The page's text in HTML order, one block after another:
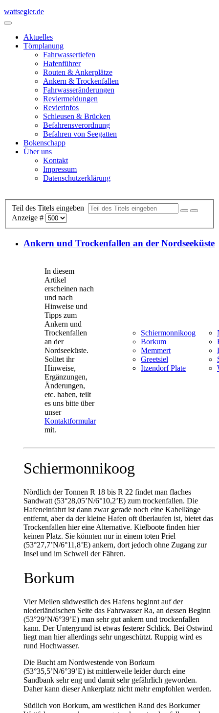
wattsegler.de
Aktuelles
Törnplanung
Fahrwassertiefen
Hafenführer
Routen & Ankerplätze
Ankern & Trockenfallen
Fahrwasseränderungen
Reviermeldungen
Revierinfos
Schleusen & Brücken
Befahrensverordnung
Befahren von Seegatten
Bokenschapp
Über uns
Kontakt
Impressum
Datenschutzerklärung
Teil des Titels eingeben
Anzeige #
Ankern und Trockenfallen an der Nordseeküste
In diesem
Artikel
erscheinen nach
und nach
Hinweise und
Tipps zum
Ankern und
Trockenfallen
an der
Nordseeküste.
Solltet ihr
Hinweise,
Ergänzungen,
Änderungen,
etc. haben, teilt
es uns bitte über
unser
Kontaktformular
mit.
Schiermonnikoog
Borkum
Memmert
Greetsiel
Itzendorf Plate
Schiermonnikoog
Nördlich der Tonnen R 18 bis R 22 findet man flaches
Sandwatt (53°28,05’N/6°10,2’E) zum trockenfallen. Die
Hafeneinfahrt ist dann zwar gerade noch eine Kabellänge
entfernt, aber da der kleine Hafen oft überlaufen ist, bietet das
Trockenfallen hier eine Alternative. Kielboote finden hier
keinen Platz. Sie könnten nur in einem toten Priel
(53°27,7’N/6°11,8’E) ankern, dort jedoch ohne Zugang zur
Insel und im Schwell der Fähren.
Borkum
Vier Meilen südwestlich des Hafens beginnt auf der
niederländischen Seite das Fahrwasser Ra, an dessen Beginn
(53°29’N/6°39’E) man sehr gut ankern und trockenfallen
kann. Der Untergrund ist etwas festerer Schlick. Bei Ostwind
liegt man hier allerdings sehr ungeschützt. Ruppig wird es
rund Hochwasser.
Die Bucht am Nordwestende von Borkum
(53°35,5’N/6°39’E) ist mittlerweile leider durch eine
Sandbank sehr eng und damit sehr gefährlich geworden.
Daher kann dieser Ankerplatz nicht mehr empfohlen werden.
Südlich von Borkum, am westlichen Rand des Borkumer